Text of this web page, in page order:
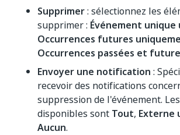
Supprimer: sélectionnez les
supprimer : Événement
Occurrences futures
Occurrences passées et
Envoyer une notification :
recevoir des notifications
suppression de l'événement.
disponibles sont Tout, Externe
Aucun.